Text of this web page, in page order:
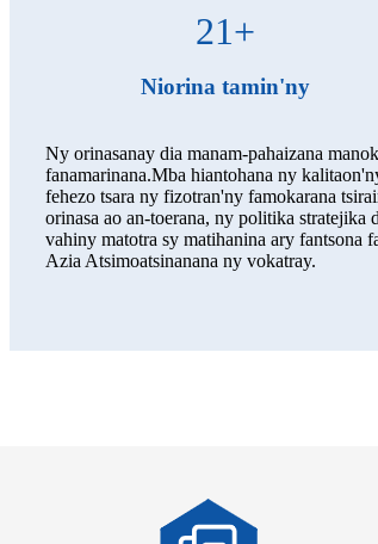
21+
Niorina tamin'ny
Ny orinasanay dia manam-pahaizana
fanamarinana.Mba hiantohana ny
fehezo tsara ny fizotran'ny famokarana
orinasa ao an-toerana, ny politika
vahiny matotra sy matihanina ary fantsona
Azia Atsimoatsinanana ny vokatray.